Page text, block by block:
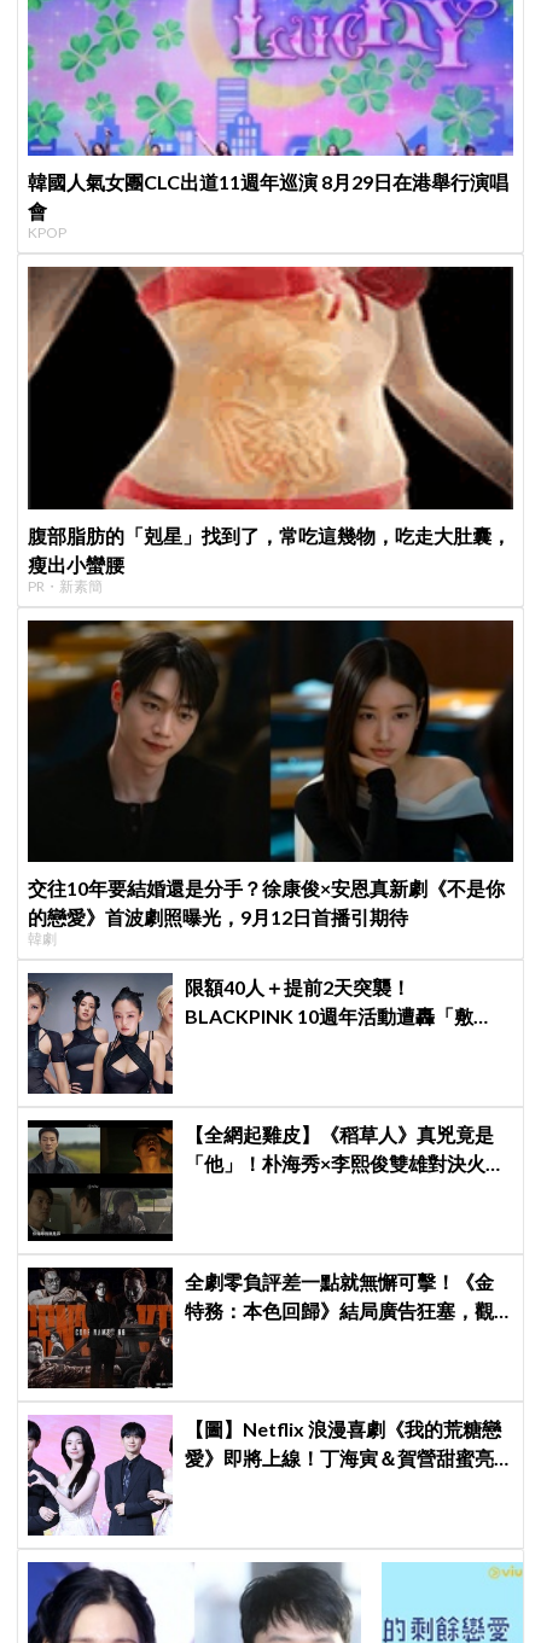
韓國人氣女團CLC出道11週年巡演 8月29日在港舉行演唱
會
KPOP
腹部脂肪的「剋星」找到了，常吃這幾物，吃走大肚囊，
瘦出小蠻腰
PR・新素簡
交往10年要結婚還是分手？徐康俊×安恩真新劇《不是你
的戀愛》首波劇照曝光，9月12日首播引期待
韓劇
限額40人＋提前2天突襲！
BLACKPINK 10週年活動遭轟「敷
【全網起雞皮】《稻草人》真兇竟是
「他」！朴海秀×李熙俊雙雄對決火花
全劇零負評差一點就無懈可擊！《金
特務：本色回歸》結局廣告狂塞，觀
【圖】Netflix 浪漫喜劇《我的荒糖戀
愛》即將上線！丁海寅＆賀營甜蜜亮